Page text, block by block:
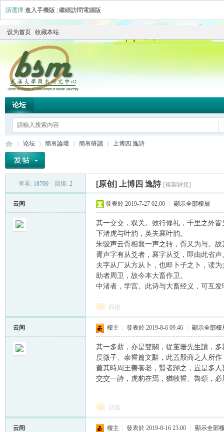
請選擇 進入手機版 繼續訪問電腦版
设为首页 收藏本站
论坛
论坛
›
簡帛論壇
›
簡帛研讀
›
上博四 逸詩
查看: 18700 回復: 2 [原创] 上博四 逸詩 [複製鏈接]
云间 發表於 2019-7-27 02:00 顯示全部樓層
其一交交，双关。效行修礼，千里之外皆
下渚虎与叶韵，英夫襄叶韵。
朱骏声云胥相襄一声之转，胥又为与。
胥声字有从爻者，襄字从爻，即由此省声
夫字从厂从方从卜，也即卜子之卜，读
助者周卫，故今本大畜作卫。
中渚者，学宫。此诗与大畜经义，可互发
回復
云间 樓主 發表於 2019-8-6 09:46 顯示全部樓
其一多薪，亦是雙關，從董珊先生讀，多
度微子、泰誓篇文辭，此蓋殷商之人所
蓋其時周王善養老，賢者歸之，豈是多
交交一詩，虎豹在焉，猶牧誓、魯頌，
回復
云间 樓主 發表於 2019-8-16 23:00 顯示全部